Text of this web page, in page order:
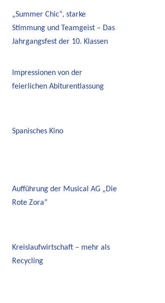
„Summer Chic“, starke
Stimmung und Teamgeist – Das
Jahrgangsfest der 10. Klassen
Impressionen von der
feierlichen Abiturentlassung
Spanisches Kino
Aufführung der Musical AG „Die
Rote Zora“
Kreislaufwirtschaft – mehr als
Recycling